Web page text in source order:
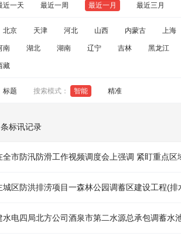
近一天 最近一周 最近一月 最近三月
北京 天津 河北 山西 内蒙古 上海
南 湖北 湖南 辽宁 吉林 黑龙江
藏
标题 搜索模式： 智能 精准
标讯记录
城区防洪排涝项目一森林公园调蓄区建设工程(